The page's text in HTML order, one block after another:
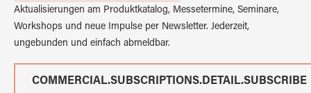
Aktualisierungen am Produktkatalog, Messetermine, Seminare,
Workshops und neue Impulse per Newsletter. Jederzeit,
ungebunden und einfach abmeldbar.
COMMERCIAL.SUBSCRIPTIONS.DETAIL.SUBSCRIBE